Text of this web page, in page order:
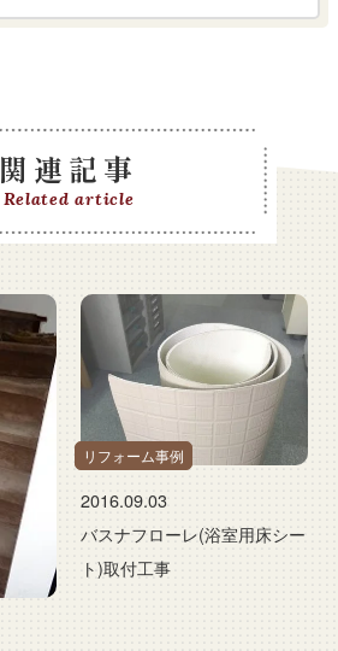
関連記事
Related article
リフォーム事例
2016.09.03
バスナフローレ(浴室用床シー
ト)取付工事